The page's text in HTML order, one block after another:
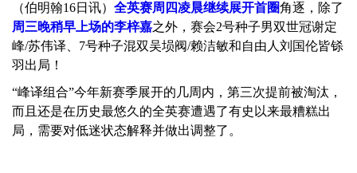
（伯明翰16日讯） 全英赛周四凌晨继续展开首圈角逐，除了
周三晚稍早上场的李梓嘉之外，赛会2号种子男双世冠谢定
峰/苏伟译、7号种子混双吴埙阀/赖洁敏和自由人刘国伦皆铩
羽出局！
“峰译组合”今年新赛季展开的几周内，第三次提前被淘汰，
而且还是在历史最悠久的全英赛遭遇了有史以来最糟糕出
局，需要对低迷状态解释并做出调整了。